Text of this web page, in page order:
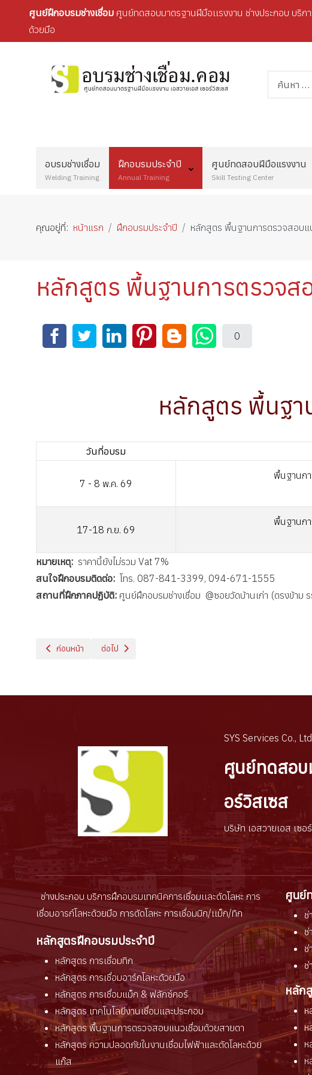
ศูนย์ฝึกอบรมช่างเชื่อม ศูนย์ทดสอบมาตรฐานฝีมือเเรงงาน ช่างประกอบ บริกา
ด้วยมือ
การค้นหา
อบรมช่างเชื่อม
Welding Training
ฝึกอบรมประจำปี
Annual Training
ศูนย์ทดสอบฝีมือแรงงาน
Skill Testing Center
คุณอยู่ที่: หน้าแรก ฝึกอบรมประจำปี หลักสูตร พื้นฐานการตรวจสอบแ
หลักสูตร พื้นฐานการตรวจส
0
หลักสูตร พื้นฐา
วันที่อบรม
7 - 8 พ.ค. 69
พื้นฐานก
17-18 ก.ย. 69
พื้นฐานก
หมายเหตุ: ราคานี้ยังไม่รวม Vat 7%
สนใจฝึกอบรมติดต่อ: โทร. 087-841-3399, 094-671-1555
สถานที่ฝึกภาคปฏิบัติ: ศูนย์ฝึกอบรมช่างเชื่อม @ซอยวัดบ้านเก่า (ตรงข้าม
เนื้อหาก่อนหน้า: หลักสูตร ความปลอดภัยในงานเชื่อมไฟฟ้าและตัดโลหะด้วยแก๊ส
ก่อนหน้า เนื้อหาถัดไป: หลักสูตร เทคโนโลยีงานเชื่อมและประกอบ
ต่อไป
SYS Services Co.,
ศูนย์ทดสอบ
อร์วิสเซส
บริษัท เอสวายเอส เซอ
ช่างประกอบ บริการฝึกอบรมเทคนิคการเชื่อมเเละตัดโลหะ การ
เชื่อมอารก์โลหะด้วยมือ การตัดโลหะ การเชื่อมมิก/เเม็ก/ทิก
หลักสูตรฝึกอบรมประจำปี
หลักสูตร การเชื่อมทิก
หลักสูตร การเชื่อมอาร์กโลหะด้วยมือ
หลักสูตร การเชื่อมแม็ก & ฟลักซ์คอร์
หลักสูตร เทคโนโลยีงานเชื่อมและประกอบ
หลักสูตร พื้นฐานการตรวจสอบแนวเชื่อมด้วยสายตา
หลักสูตร ความปลอดภัยในงานเชื่อมไฟฟ้าและตัดโลหะด้วย
แก๊ส
ศูนย์
ช่
ช่
ช่
ช่
หลัก
ห
ห
ห
ห